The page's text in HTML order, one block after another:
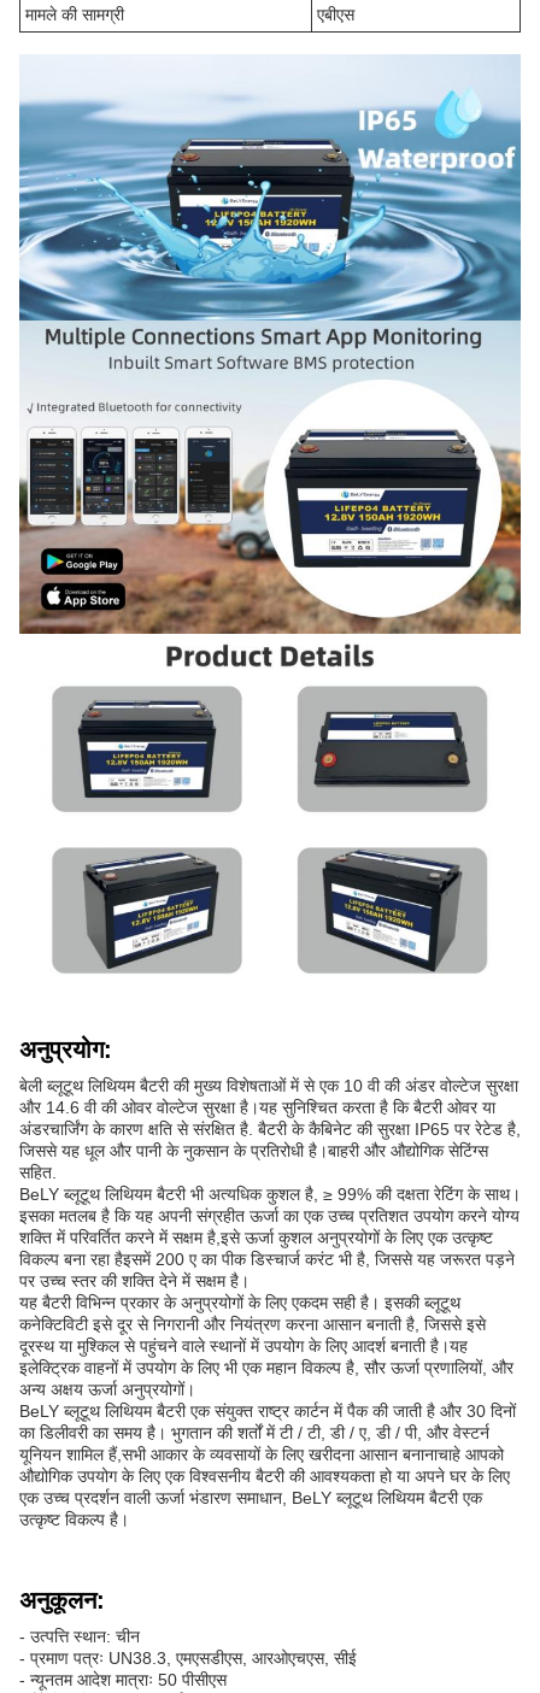
मामले की सामग्री
एबीएस
अनुप्रयोग:
बेली ब्लूटूथ लिथियम बैटरी की मुख्य विशेषताओं में से एक 10 वी की अंडर वोल्टेज सुरक्षा
और 14.6 वी की ओवर वोल्टेज सुरक्षा है।यह सुनिश्चित करता है कि बैटरी ओवर या
अंडरचार्जिंग के कारण क्षति से संरक्षित है. बैटरी के कैबिनेट की सुरक्षा IP65 पर रेटेड है,
जिससे यह धूल और पानी के नुकसान के प्रतिरोधी है।बाहरी और औद्योगिक सेटिंग्स
सहित.
BeLY ब्लूटूथ लिथियम बैटरी भी अत्यधिक कुशल है, ≥ 99% की दक्षता रेटिंग के साथ।
इसका मतलब है कि यह अपनी संग्रहीत ऊर्जा का एक उच्च प्रतिशत उपयोग करने योग्य
शक्ति में परिवर्तित करने में सक्षम है,इसे ऊर्जा कुशल अनुप्रयोगों के लिए एक उत्कृष्ट
विकल्प बना रहा हैइसमें 200 ए का पीक डिस्चार्ज करंट भी है, जिससे यह जरूरत पड़ने
पर उच्च स्तर की शक्ति देने में सक्षम है।
यह बैटरी विभिन्न प्रकार के अनुप्रयोगों के लिए एकदम सही है। इसकी ब्लूटूथ
कनेक्टिविटी इसे दूर से निगरानी और नियंत्रण करना आसान बनाती है, जिससे इसे
दूरस्थ या मुश्किल से पहुंचने वाले स्थानों में उपयोग के लिए आदर्श बनाती है।यह
इलेक्ट्रिक वाहनों में उपयोग के लिए भी एक महान विकल्प है, सौर ऊर्जा प्रणालियों, और
अन्य अक्षय ऊर्जा अनुप्रयोगों।
BeLY ब्लूटूथ लिथियम बैटरी एक संयुक्त राष्ट्र कार्टन में पैक की जाती है और 30 दिनों
का डिलीवरी का समय है। भुगतान की शर्तों में टी / टी, डी / ए, डी / पी, और वेस्टर्न
यूनियन शामिल हैं,सभी आकार के व्यवसायों के लिए खरीदना आसान बनानाचाहे आपको
औद्योगिक उपयोग के लिए एक विश्वसनीय बैटरी की आवश्यकता हो या अपने घर के लिए
एक उच्च प्रदर्शन वाली ऊर्जा भंडारण समाधान, BeLY ब्लूटूथ लिथियम बैटरी एक
उत्कृष्ट विकल्प है।
अनुकूलन:
- उत्पत्ति स्थान: चीन
- प्रमाण पत्रः UN38.3, एमएसडीएस, आरओएचएस, सीई
- न्यूनतम आदेश मात्राः 50 पीसीएस